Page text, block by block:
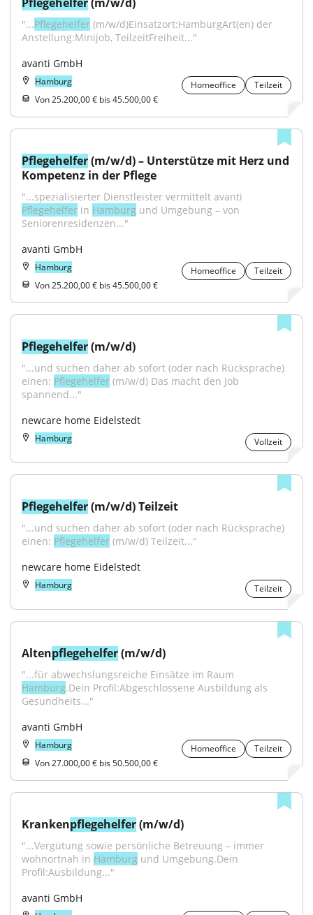
"...Pflegehelfer (m/w/d)Einsatzort:HamburgArt(en) der
Anstellung:Minijob, TeilzeitFreiheit..."
avanti GmbH
Hamburg Homeoffice
Teilzeit
Von 25.200,00 € bis 45.500,00 €
Pflegehelfer (m/w/d) – Unterstütze mit Herz und
Kompetenz in der Pflege
Pflegehelfer in Hamburg und Umgebung – von
Seniorenresidenzen..."
avanti GmbH
Hamburg Homeoffice
Teilzeit
Von 25.200,00 € bis 45.500,00 €
Pflegehelfer (m/w/d)
"...und suchen daher ab sofort (oder nach Rücksprache)
einen: Pflegehelfer (m/w/d) Das macht den Job
spannend..."
newcare home Eidelstedt
Hamburg Vollzeit
Pflegehelfer (m/w/d) Teilzeit
"...und suchen daher ab sofort (oder nach Rücksprache)
einen: Pflegehelfer (m/w/d) Teilzeit..."
newcare home Eidelstedt
Hamburg Teilzeit
Altenpflegehelfer (m/w/d)
Hamburg.Dein Profil:Abgeschlossene Ausbildung als
Gesundheits..."
avanti GmbH
Hamburg Homeoffice
Teilzeit
Von 27.000,00 € bis 50.500,00 €
Krankenpflegehelfer (m/w/d)
"...Vergütung sowie persönliche Betreuung – immer
wohnortnah in Hamburg und Umgebung.Dein
Profil:Ausbildung..."
avanti GmbH